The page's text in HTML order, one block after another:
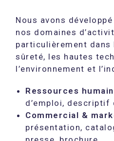
Nous avons
nos domaines
particulièrement dans
sûreté, les hautes
l’environnement et
Ressources
d’emploi,
Commercial &
présentation,